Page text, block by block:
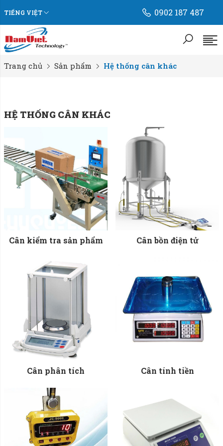
TIẾNG VIỆT 0902 187 487
Trang chủ Sản phẩm Hệ thống cân khác
HỆ THỐNG CÂN KHÁC
Cân kiểm tra sản phẩm Cân bồn điện tử
Cân phân tích Cân tính tiền